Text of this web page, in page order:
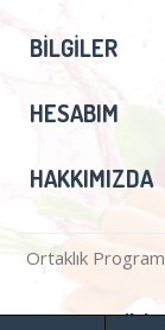
BILGILER
HESABIM
HAKKIMIZDA
Ortaklık